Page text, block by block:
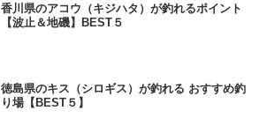
香川県のアコウ（キジハタ）が釣れるポイント
【波止＆地磯】BEST５
徳島県のキス（シロギス）が釣れる おすすめ釣
り場【BEST５】